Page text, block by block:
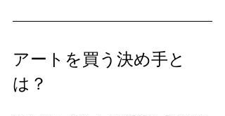
アートを買う決め手と
は？